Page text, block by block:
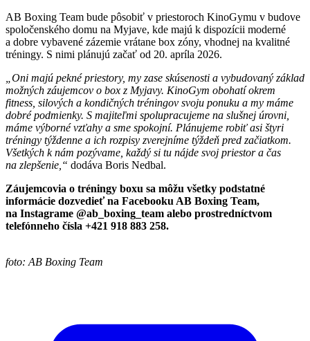
AB Boxing Team bude pôsobiť v priestoroch KinoGymu v budove
spoločenského domu na Myjave, kde majú k dispozícii moderné
a dobre vybavené zázemie vrátane box zóny, vhodnej na kvalitné
tréningy. S nimi plánujú začať od 20. apríla 2026.
„Oni majú pekné priestory, my zase skúsenosti a vybudovaný základ
možných záujemcov o box z Myjavy. KinoGym obohatí okrem
fitness, silových a kondičných tréningov svoju ponuku a my máme
dobré podmienky. S majiteľmi spolupracujeme na slušnej úrovni,
máme výborné vzťahy a sme spokojní. Plánujeme robiť asi štyri
tréningy týždenne a ich rozpisy zverejníme týždeň pred začiatkom.
Všetkých k nám pozývame, každý si tu nájde svoj priestor a čas
na zlepšenie,“ dodáva Boris Nedbal.
Záujemcovia o tréningy boxu sa môžu všetky podstatné
informácie dozvedieť na Facebooku AB Boxing Team,
na Instagrame @ab_boxing_team alebo prostredníctvom
telefónneho čísla +421 918 883 258.
foto: AB Boxing Team